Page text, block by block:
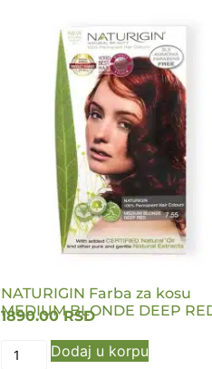
NATURIGIN Farba za kosu
MEDIUM BLONDE DEEP
1890.00RSD
Dodaj u korpu